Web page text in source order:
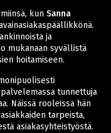
kun Sanna
ja
mukanaan syvällistä
hoitamiseen.
tunnettuja
Näissä rooleissa hän
tarpeista,
asiakasyhteistyöstä.